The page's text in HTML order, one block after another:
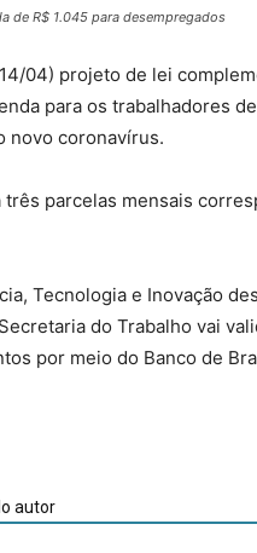
de R$ 1.045 para desempregados
04) projeto de lei
para os trabalhadores
novo coronavírus.
parcelas mensais
Tecnologia e Inovação
do Trabalho vai
por meio do Banco de
autor